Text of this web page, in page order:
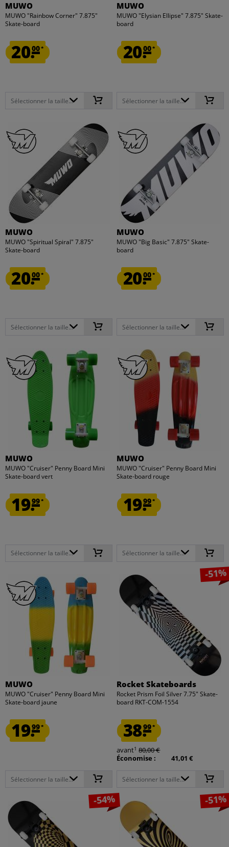
MUWO
MUWO "Rainbow Corner" 7.875"
Skate-board
20.00*
Sélectionner la taille...
MUWO
MUWO "Elysian Ellipse" 7.875" Skate-
board
20.00*
Sélectionner la taille...
MUWO
MUWO "Spiritual Spiral" 7.875"
Skate-board
20.00*
Sélectionner la taille...
MUWO
MUWO "Big Basic" 7.875" Skate-
board
20.00*
Sélectionner la taille...
MUWO
MUWO "Cruiser" Penny Board Mini
Skate-board vert
19.99*
Sélectionner la taille...
MUWO
MUWO "Cruiser" Penny Board Mini
Skate-board rouge
19.99*
Sélectionner la taille...
MUWO
MUWO "Cruiser" Penny Board Mini
Skate-board jaune
19.99*
Sélectionner la taille...
-51%
Rocket Skateboards
Rocket Prism Foil Silver 7.75" Skate-
board RKT-COM-1554
38.99*
avant1 80,00 €
Économise :
41,01 €
Sélectionner la taille...
-54% -51%